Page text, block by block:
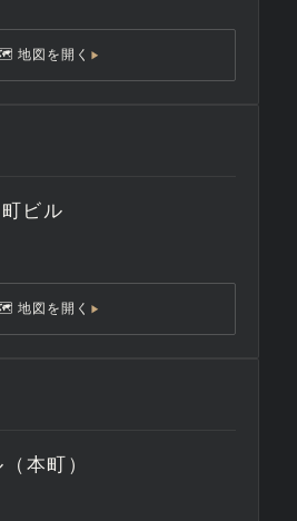
地図を開く ▶
ビル
地図を開く ▶
本町）